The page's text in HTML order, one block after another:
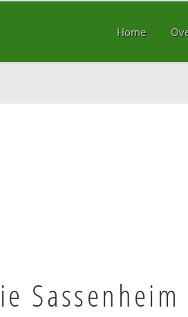
Home
Sassenheim